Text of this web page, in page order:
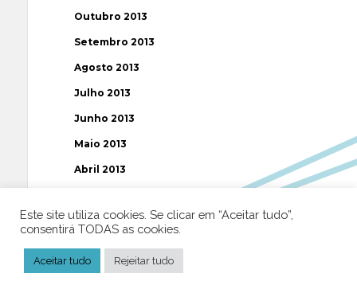
Outubro 2013
Setembro 2013
Agosto 2013
Julho 2013
Junho 2013
Maio 2013
Abril 2013
Fevereiro 2013
Janeiro 2013
Dezembro 2012
Este site utiliza cookies. Se clicar em “Aceitar tudo”,
consentirá TODAS as cookies.
Aceitar tudo Rejeitar tudo